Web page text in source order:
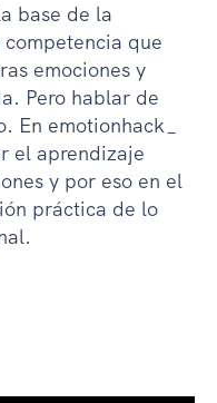
base de la
que
emociones y
Pero hablar de
En emotionhack_
el aprendizaje
y por eso en el
práctica de lo